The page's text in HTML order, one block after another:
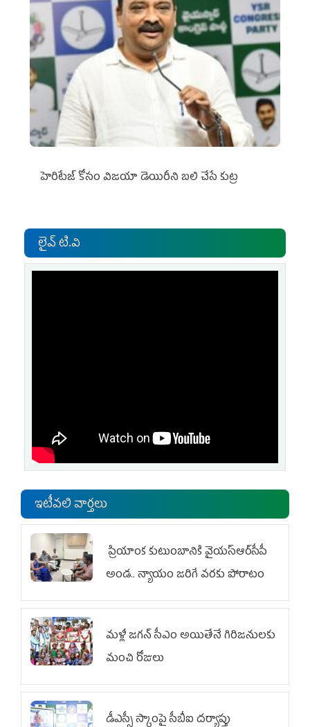
హెరిటేజ్ కోసం విజయా డెయిరీని బలి చేసే కుట్ర‌
లైవ్ టి.వి
ఇటీవలి వార్తలు
ప్రియాంక కుటుంబానికి వైయ‌స్ఆర్‌సీపీ
అండ.. న్యాయం జరిగే వరకు పోరాటం
మళ్లీ జగన్ సీఎం అయితేనే గిరిజనులకు
మంచి రోజులు
డీఎస్సీ స్కాంపై సీబీఐ దర్యాప్తు